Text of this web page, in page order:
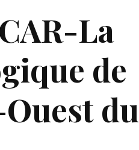
La
de
du